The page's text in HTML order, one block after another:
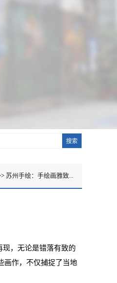
苏州手绘：手绘画雅致...
，无论是错落有致的
画作，不仅捕捉了当地